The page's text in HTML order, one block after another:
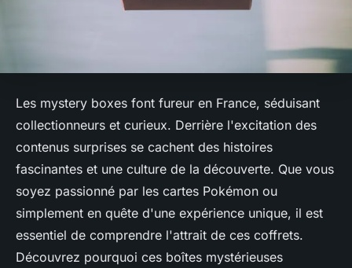
Les mystery boxes font fureur en France, séduisant
collectionneurs et curieux. Derrière l'excitation des
contenus surprises se cachent des histoires
fascinantes et une culture de la découverte. Que vous
soyez passionné par les cartes Pokémon ou
simplement en quête d'une expérience unique, il est
essentiel de comprendre l'attrait de ces coffrets.
Découvrez pourquoi ces boîtes mystérieuses